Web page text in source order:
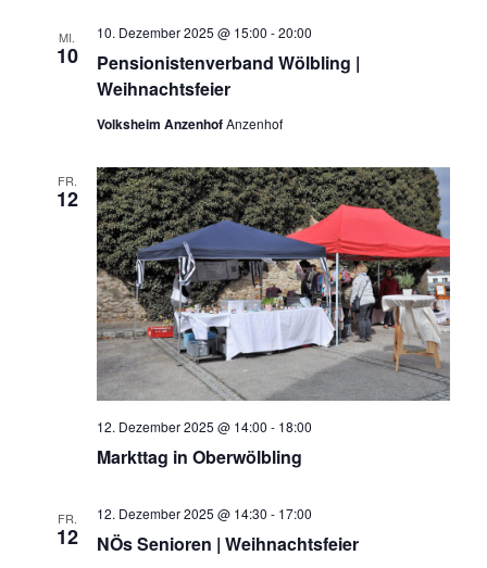
MI.
10
Pensionistenverband Wölbling |
Weihnachtsfeier
10. Dezember 2025 @ 15:00 -20:00
Volksheim AnzenhofAnzenhof
FR.
12
Markttag in Oberwölbling
12. Dezember 2025 @ 14:00 - 18:00
FR.
12 NÖs Senioren | Weihnachtsfeier
12. Dezember 2025 @ 14:30 - 17:00